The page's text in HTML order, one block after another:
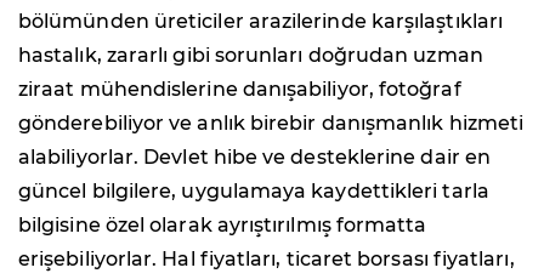
bölümünden üreticiler arazilerinde karşılaştıkları
hastalık, zararlı gibi sorunları doğrudan uzman
ziraat mühendislerine danışabiliyor, fotoğraf
gönderebiliyor ve anlık birebir danışmanlık hizmeti
alabiliyorlar. Devlet hibe ve desteklerine dair en
güncel bilgilere, uygulamaya kaydettikleri tarla
bilgisine özel olarak ayrıştırılmış formatta
erişebiliyorlar. Hal fiyatları, ticaret borsası fiyatları,